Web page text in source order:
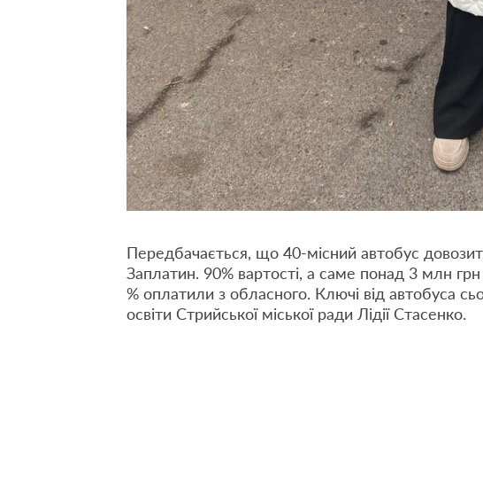
Передбачається, що 40-місний автобус
Заплатин. 90% вартості, а саме понад 3 млн
% оплатили з обласного. Ключі від автобуса
освіти Стрийської міської ради Лідії Стасенко.